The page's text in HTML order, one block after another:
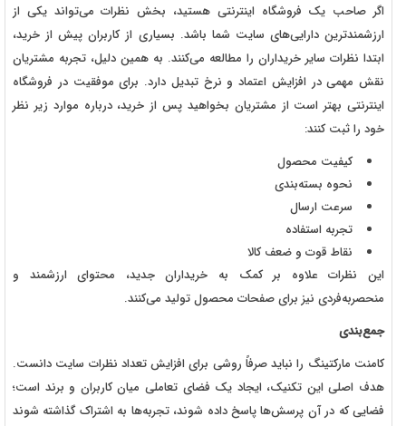
اگر صاحب یک فروشگاه اینترنتی هستید، بخش نظرات می‌تواند یکی از
ارزشمندترین دارایی‌های سایت شما باشد. بسیاری از کاربران پیش از خرید،
ابتدا نظرات سایر خریداران را مطالعه می‌کنند. به همین دلیل، تجربه مشتریان
نقش مهمی در افزایش اعتماد و نرخ تبدیل دارد. برای موفقیت در فروشگاه
اینترنتی بهتر است از مشتریان بخواهید پس از خرید، درباره موارد زیر نظر
خود را ثبت کنند:
کیفیت محصول
نحوه بسته‌بندی
سرعت ارسال
تجربه استفاده
نقاط قوت و ضعف کالا
این نظرات علاوه بر کمک به خریداران جدید، محتوای ارزشمند و
منحصربه‌فردی نیز برای صفحات محصول تولید می‌کنند.
جمع‌بندی
کامنت مارکتینگ را نباید صرفاً روشی برای افزایش تعداد نظرات سایت دانست.
هدف اصلی این تکنیک، ایجاد یک فضای تعاملی میان کاربران و برند است؛
فضایی که در آن پرسش‌ها پاسخ داده شوند، تجربه‌ها به اشتراک گذاشته شوند